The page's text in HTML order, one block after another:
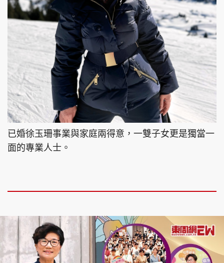
已婚徐玉珊事業與家庭兩得意，一雙子女更是獨當一
面的專業人士。